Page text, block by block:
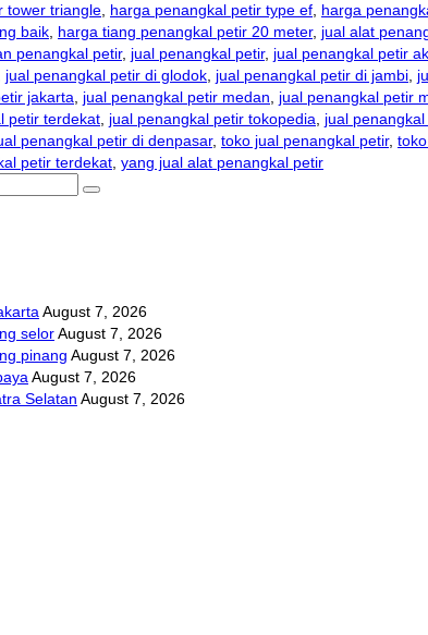
tower triangle harga penangkal petir type ef harga
baik harga tiang penangkal petir 20 meter, jual alat
penangkal petir, jual penangkal petir, jual penangkal petir
jual penangkal petir di glodok jual penangkal petir di jambi
jakarta jual penangkal petir medan jual penangkal petir
petir terdekat jual penangkal petir tokopedia jual
penangkal petir di denpasar, toko jual penangkal petir,
petir terdekat yang jual alat penangkal petir
August 7, 2026
selorAugust 7, 2026
pinang August 7, 2026
August 7, 2026
Selatan August 7, 2026